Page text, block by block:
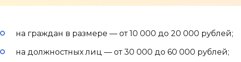
на граждан в размере — от 10 000 до 20 000 рублей;
на должностных лиц — от 30 000 до 60 000 рублей;